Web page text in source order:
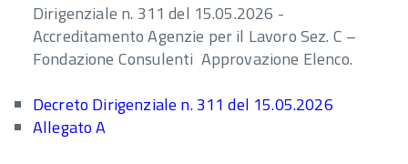
Dirigenziale n. 311 del 15.05.2026 -
Accreditamento Agenzie per il Lavoro Sez. C –
Fondazione Consulenti Approvazione Elenco.
Decreto Dirigenziale n. 311 del 15.05.2026
Allegato A